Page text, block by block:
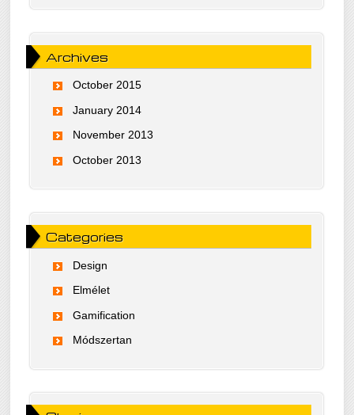
Archives
October 2015
January 2014
November 2013
October 2013
Categories
Design
Elmélet
Gamification
Módszertan